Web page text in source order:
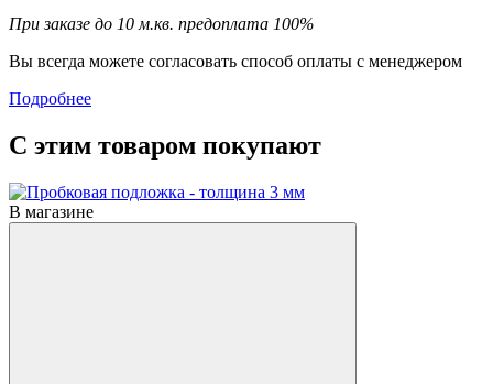
При заказе до 10 м.кв. предоплата 100%
Вы всегда можете согласовать способ оплаты с менеджером
Подробнее
С этим товаром покупают
В магазине